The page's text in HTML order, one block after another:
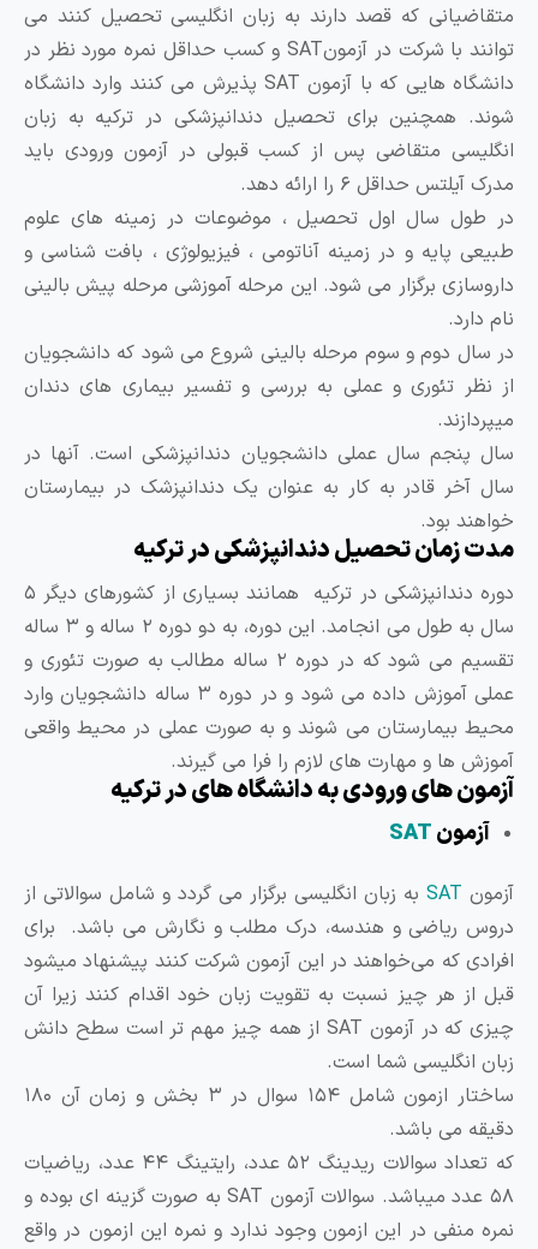
که قصد دارند به زبان انگلیسی تحصیل کنند می
توانند با شرکت در آزمونSAT و کسب حداقل نمره مورد نظر در
دانشگاه هایی که با آزمون SAT پذیرش می کنند وارد دانشگاه
همچنین برای تحصیل دندانپزشکی در ترکیه به زبان
متقاضی پس از کسب قبولی در آزمون ورودی باید
حداقل ۶ را ارائه دهد.
سال اول تحصیل ، موضوعات در زمینه های علوم
پایه و در زمینه آناتومی ، فیزیولوژی ، بافت شناسی و
برگزار می شود. این مرحله آموزشی مرحله پیش بالینی
دوم و سوم مرحله بالینی شروع می شود که دانشجویان
تئوری و عملی به بررسی و تفسیر بیماری های دندان
سال عملی دانشجویان دندانپزشکی است. آنها در
قادر به کار به عنوان یک دندانپزشک در بیمارستان
بود.
تحصیل دندانپزشکی در ترکیه
دوره دندانپزشکی در ترکیه همانند بسیاری از کشورهای دیگر ۵
سال به طول می انجامد. این دوره، به دو دوره ۲ ساله و ۳ ساله
تقسیم می شود که در دوره ۲ ساله مطالب به صورت تئوری و
عملی آموزش داده می شود و در دوره ۳ ساله دانشجویان وارد
بیمارستان می شوند و به صورت عملی در محیط واقعی
ها و مهارت های لازم را فرا می گیرند.
های ورودی به دانشگاه های در ترکیه
SAT
SATبه زبان انگلیسی برگزار می گردد و شامل سوالاتی از
ریاضی و هندسه، درک مطلب و نگارش می باشد. برای
که می‌خواهند در این آزمون شرکت کنند پیشنهاد میشود
هر چیز نسبت به تقویت زبان خود اقدام کنند زیرا آن
چیزی که در آزمون SAT از همه چیز مهم تر است سطح دانش
شما است.
ساختار ازمون شامل ۱۵۴ سوال در ۳ بخش و زمان آن ۱۸۰
می باشد.
که تعداد سوالات ریدینگ ۵۲ عدد، رایتینگ ۴۴ عدد، ریاضیات
۵۸ عدد میباشد. سوالات آزمون SAT به صورت گزینه ای بوده و
در این ازمون وجود ندارد و نمره این ازمون در واقع